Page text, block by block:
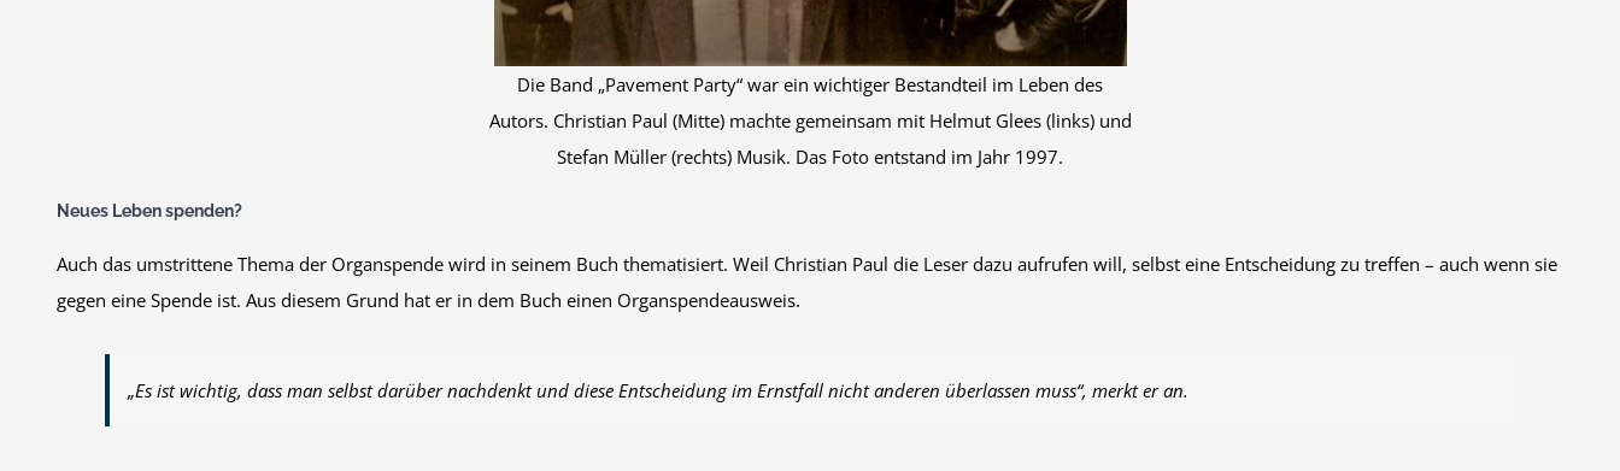
Die Band „Pavement Party“ war ein wichtiger Bestandteil im Leben des
Autors. Christian Paul (Mitte) machte gemeinsam mit Helmut Glees (links) und
Stefan Müller (rechts) Musik. Das Foto entstand im Jahr 1997.
Neues Leben spenden?
Auch das umstrittene Thema der Organspende wird in seinem Buch thematisiert. Weil Christian Paul die Leser dazu aufrufen will, selbst eine Entscheidung zu treffen – auch wenn sie
gegen eine Spende ist. Aus diesem Grund hat er in dem Buch einen Organspendeausweis.
„Es ist wichtig, dass man selbst darüber nachdenkt und diese Entscheidung im Ernstfall nicht anderen überlassen muss“, merkt er an.